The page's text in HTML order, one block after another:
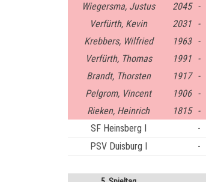
Wiegersma, Justus
2045 -
Verfürth, Kevin
2031 -
Krebbers, Wilfried
1963 -
Verfürth, Thomas
1991 -
Brandt, Thorsten
1917 -
Pelgrom, Vincent
1906 -
Rieken, Heinrich
1815 -
SF Heinsberg I
-
PSV Duisburg I
-